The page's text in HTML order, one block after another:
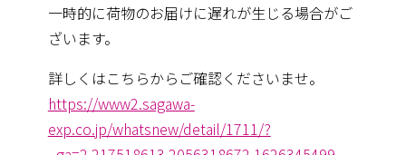
一時的に荷物のお届けに遅れが生じる場合がご
ざいます。
詳しくはこちらからご確認くださいませ。
https://www2.sagawa-
exp.co.jp/whatsnew/detail/1711/?